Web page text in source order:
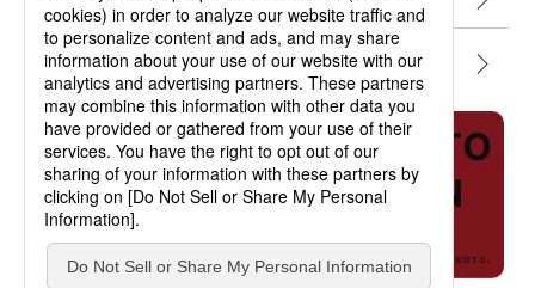
トピックス
Contact
お問い合わせ
Job Dictionary
オプトランの軌跡